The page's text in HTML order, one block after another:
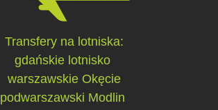
Transfery na lotniska:
gdańskie lotnisko
warszawskie Okęcie
podwarszawski Modlin